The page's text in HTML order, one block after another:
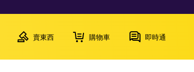
賣東西 購物車 即時通